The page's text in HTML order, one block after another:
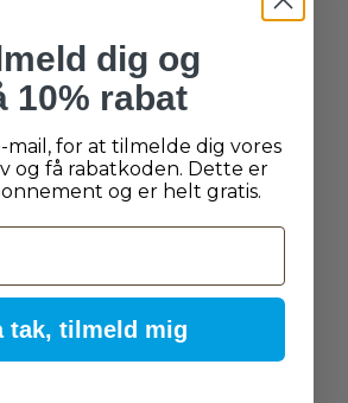
dig og
10% rabat
mail, for at tilmelde dig vores
og få rabatkoden. Dette er
og er helt gratis.
tak, tilmeld mig